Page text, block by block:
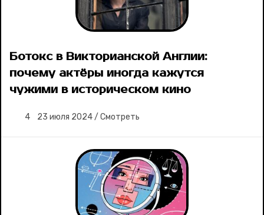
Ботокс в Викторианской Англии:
почему актёры иногда кажутся
чужими в историческом кино
4 23 июля 2024/ Смотреть